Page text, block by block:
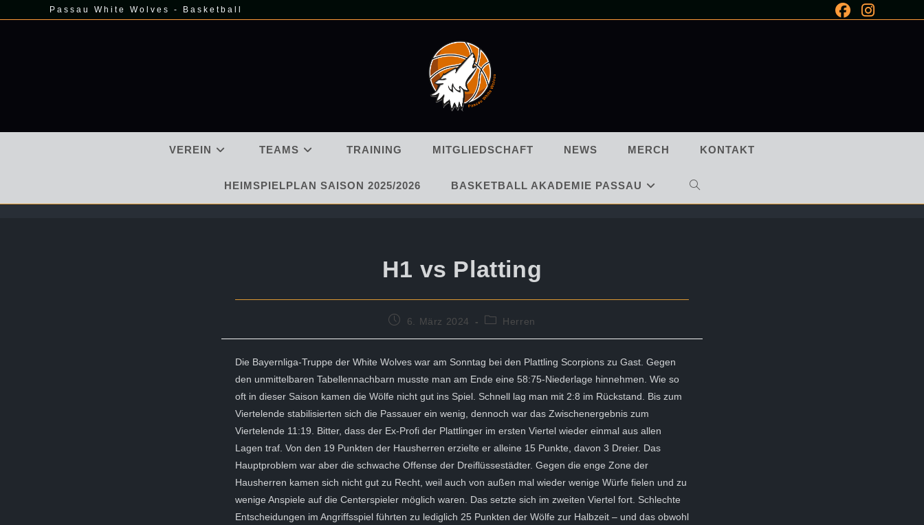
Passau White Wolves - Basketball
VEREIN TEAMS TRAINING MITGLIEDSCHAFT NEWS MERCH KONTAKT
HEIMSPIELPLAN SAISON 2025/2026 BASKETBALL AKADEMIE PASSAU WEBSITE-
H1 vs Platting
Beitrag6. März 2024
Beitrags-
Herren
Die Bayernliga-Truppe der White Wolves war am Sonntag bei den Plattling Scorpions zu Gast. Gegen
den unmittelbaren Tabellennachbarn musste man am Ende eine 58:75-Niederlage hinnehmen. Wie so
oft in dieser Saison kamen die Wölfe nicht gut ins Spiel. Schnell lag man mit 2:8 im Rückstand. Bis zum
Viertelende stabilisierten sich die Passauer ein wenig, dennoch war das Zwischenergebnis zum
Viertelende 11:19. Bitter, dass der Ex-Profi der Plattlinger im ersten Viertel wieder einmal aus allen
Lagen traf. Von den 19 Punkten der Hausherren erzielte er alleine 15 Punkte, davon 3 Dreier. Das
Hauptproblem war aber die schwache Offense der Dreiflüssestädter. Gegen die enge Zone der
Hausherren kamen sich nicht gut zu Recht, weil auch von außen mal wieder wenige Würfe fielen und zu
wenige Anspiele auf die Centerspieler möglich waren. Das setzte sich im zweiten Viertel fort. Schlechte
Entscheidungen im Angriffsspiel führten zu lediglich 25 Punkten der Wölfe zur Halbzeit – und das obwohl